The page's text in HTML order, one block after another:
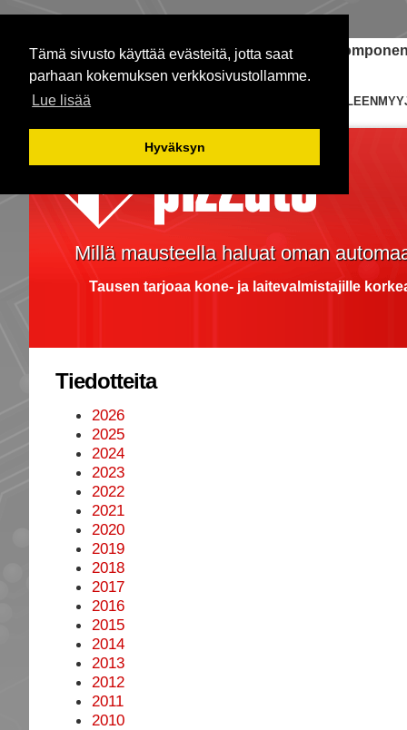
Tämä sivusto käyttää evästeitä, jotta saat
parhaan kokemuksen verkkosivustollamme.
Lue lisää
Hyväksyn
Janome-ompelukoneet Teollisuuden
ETUSIVU
Millä mausteella haluat oman
Tausen tarjoaa kone- ja laitevalmistajille
Tiedotteita
2026
2025
2024
2023
2022
2021
2020
2019
2018
2017
2016
2015
2014
2013
2012
2011
2010